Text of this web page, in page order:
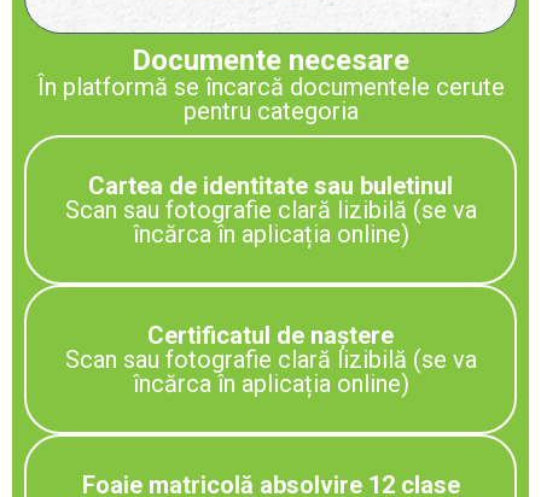
Documente necesare
În platformă se încarcă documentele cerute
pentru categoria
Cartea de identitate sau buletinul
Scan sau fotografie clară lizibilă (se va
încărca în aplicația online)
Certificatul de naștere
Scan sau fotografie clară lizibilă (se va
încărca în aplicația online)
Foaie matricolă absolvire 12 clase